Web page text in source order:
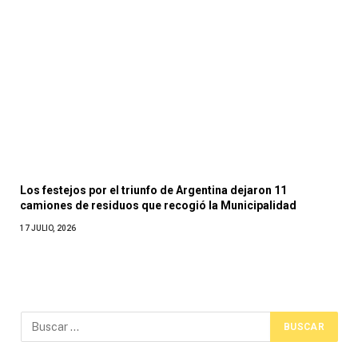
Los festejos por el triunfo de Argentina dejaron 11
camiones de residuos que recogió la Municipalidad
17 JULIO, 2026